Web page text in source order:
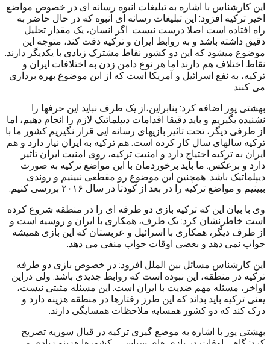
این کارشناس با اشاره به تبلیغات انبوه رسانه ای در خصوص مواضع
اخیر ترکیه افزود: این تبلیغات رسانه ای انبوه که در حال حاضر به
راه افتاده است اصلا درست نیست. اگر انسان، یک مقدار تحلیل
دقیق داشته باشد و به روابط ایران و ترکیه دقت کند، متوجه این
موضوع میشود که این دو کشور نقاط مشترک زیادی با یکدیگر دارند.
نقاط اختلاف هم دارند اما هر نوع دامن زدن به اختلافات ایران و
ترکیه، به نفع اسرائیل و آمریکا است که از این موضوع بهره برداری
می کنند.
بهشتی پور اضافه کرد: بنابراین،از یک طرف نباید این حرفها را
نشنیده بگیریم و باید دقیقا اقدامات دیپلماتیک لازم را انجام دهیم، اما
از طرفی دیگر، تحت تاثیر بازیهای رسانه ایی قرار نگیریم.کشور ما با
ترکیه سالهای سال کار کرده است. هم ترکیه به ایران نیاز دارد و هم
ایران به ترکیه احتیاج دارد و امنیت ترکیه، روی امنیت ایران تاثیر
دارد و برعکس. ما باید برخوردمان با این مواضع ترکیه به صورت
دیپلماتیک باشد. همچنین این موضوع رو مقطعی نبینیم و روندی
ببینیم و مواضع ترکیه را در بعد از کودتا در سال ۲۰۱۶ بررسی کنیم.
وی با بیان این که ترکیه بازی دو طرفه ای را در منطقه شروع کرده
است خاطرنشان کرد: یک طرف، همکاری با ایران و روسیه است و
از طرف دیگر، همکاری با اسرائیل و عربستان که این بازی همیشه
جواب نمی دهد و بعضی اوقات جواب منفی می دهد.
این کارشناس مسائل بین الملل افزود: در خصوص بازی دو طرفه
ترکیه در منطقه، این نبوده است که روابط جدیدی باشد. ولی دراین
اواخر، مسئله مهم ضدیت با ایران است. این مسئله مثبتی نیست،
یعنی ترکیه باید بداند که این طرز رفتارها در منطقه هزینه دارد و
درک کند که دو کشور همسایه ملاحظات همسایگی دارند.
بهشتی پور با اشاره به موضع گیری ترکیه در قبال سوریه تصریح